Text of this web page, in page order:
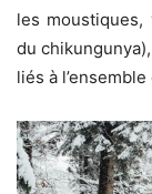
les
du
liés à